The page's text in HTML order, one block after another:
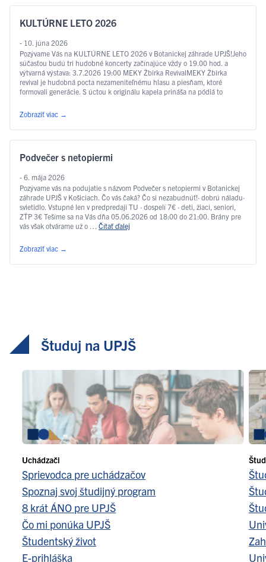
KULTÚRNE LETO 2026
- 10. júna 2026
Pozývame Vás na KULTÚRNE LETO 2026 v Botanickej záhrade UPJŠ!Jeho
súčasťou budú tri hudobné koncerty začínajúce vždy o 19.00 hod. a
výtvarná výstava: 3.7.2026 19:00 MEKY Žbirka RevivalMEKY Žbirka
revival je hudobná pocta nezameniteľnému hlasu a piesňam, ktoré
formovali generácie. S úctou k originálu kapela prináša na pódiá to
Zobraziť viac
→
Podvečer s netopiermi
- 6. mája 2026
Pozývame vás na podujatie s názvom Podvečer s netopiermi v Botanickej
záhrade UPJŠ v Košiciach. Čo vás čaká? Čo si nezabudnúť!· dobrú náladu·
svietidlo. Vstupné len v predpredaji TU · dospelí 7€ · deti, žiaci, seniori,
ZŤP 3€ Tešíme sa na Vás dňa 05.06.2026 od 18:00 do 21:00. Brány pre
vás však otvárame už o … Čítať ďalej
Zobraziť viac →
Študuj na UPJŠ
Uchádzači
Sprievodca pre uchádzačov
Spoznaj svoj študijný program
8 krát ÁNO pre UPJŠ
Čo mi ponúka UPJŠ
Študentský život
E-prihláška